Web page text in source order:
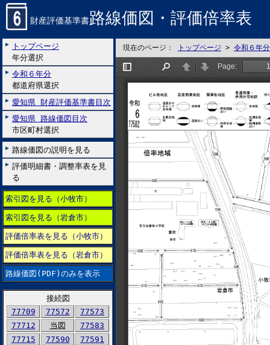
財産評価基準書路線価図・評価倍率表
トップページ
年分選択
令和６年分
都道府県選択
愛知県 財産評価基準書目次
愛知県 路線価図目次
市区町村選択
路線価図の説明を見る
評価明細書・調整率表を見
る
索引図を見る（小牧市）
索引図を見る（岩倉市）
評価倍率表を見る（小牧市）
評価倍率表を見る（岩倉市）
路線価図(PDF)のみを表示
接続図
77709
77572
77573
77712
当図
77583
77715
77590
77591
現在のページ： トップページ > 令和６年分